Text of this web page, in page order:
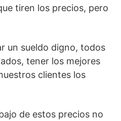
tiren los precios, pero
un sueldo digno, todos
tener los mejores
clientes los
de estos precios no